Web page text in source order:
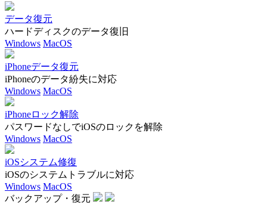
データ復元
ハードディスクのデータ復旧
Windows MacOS
iPhoneデータ復元
iPhoneのデータ紛失に対応
Windows MacOS
iPhoneロック解除
パスワードなしでiOSのロックを解除
Windows MacOS
iOSシステム修復
iOSのシステムトラブルに対応
Windows MacOS
バックアップ・復元